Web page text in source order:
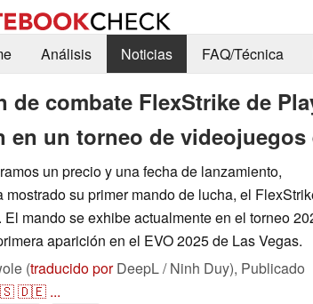
Análisis Noticias FAQ/Técnica
de combate FlexStrike de
en un torneo de videojuegos
un precio y una fecha de lanzamiento,
mostrado su primer mando de lucha, el
El mando se exhibe actualmente en el torneo
aparición en el EVO 2025 de Las Vegas.
(traducido porDeepL / Ninh Duy), Publicado
🇩🇪 ...